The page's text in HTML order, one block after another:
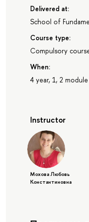
Delivered at:
School of
Course type:
Compulsory
When:
4 year, 1, 2 module
Instructor
Мохова Любовь
Константиновна